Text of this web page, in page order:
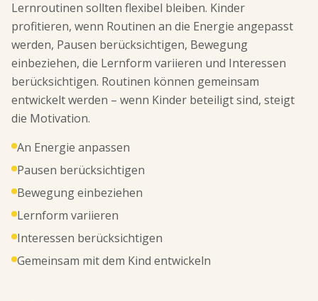
Lernroutinen sollten flexibel bleiben. Kinder
profitieren, wenn Routinen an die Energie angepasst
werden, Pausen berücksichtigen, Bewegung
einbeziehen, die Lernform variieren und Interessen
berücksichtigen. Routinen können gemeinsam
entwickelt werden – wenn Kinder beteiligt sind, steigt
die Motivation.
An Energie anpassen
Pausen berücksichtigen
Bewegung einbeziehen
Lernform variieren
Interessen berücksichtigen
Gemeinsam mit dem Kind entwickeln